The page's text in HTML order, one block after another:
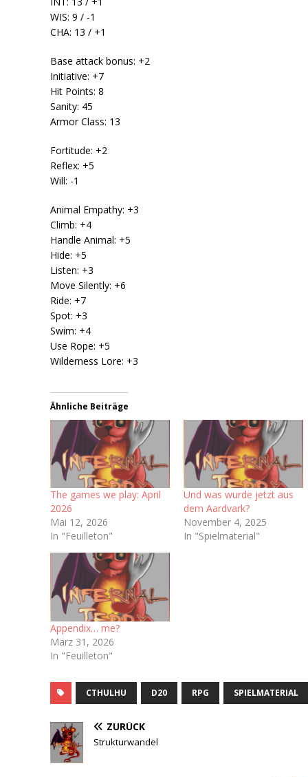
WIS: 9 / -1
CHA: 13 / +1
Base attack bonus: +2
Initiative: +7
Hit Points: 8
Sanity: 45
Armor Class: 13
Fortitude: +2
Reflex: +5
Will: -1
Animal Empathy: +3
Climb: +4
Handle Animal: +5
Hide: +5
Listen: +3
Move Silently: +6
Ride: +7
Spot: +3
Swim: +4
Use Rope: +5
Wilderness Lore: +3
Ähnliche Beiträge
The games we play: April
2026
Mai 12, 2026
In "Feuilleton"
Und was wurde jetzt aus
dem Aardvark?
November 4, 2025
In "Spielmaterial"
Appendix… me?
März 31, 2026
In "Feuilleton"
CTHULHU D20 RPG SPIELMATERIAL
ZURÜCK
Strukturwandel